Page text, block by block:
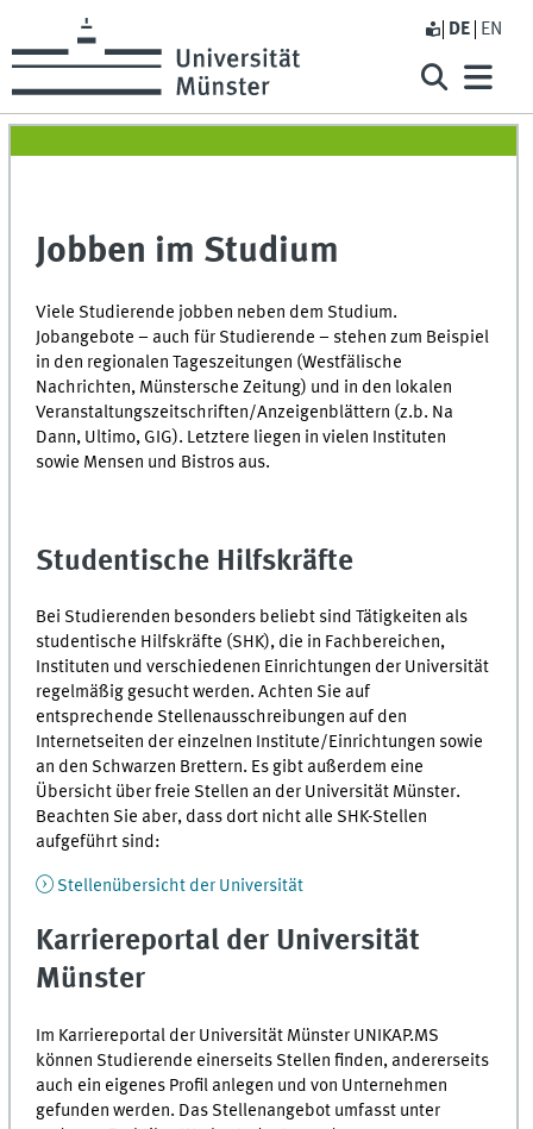
DE EN
Jobben im Studium
Viele Studierende jobben neben dem Studium.
Jobangebote – auch für Studierende – stehen zum Beispiel
in den regionalen Tageszeitungen (Westfälische
Nachrichten, Münstersche Zeitung) und in den lokalen
Veranstaltungszeitschriften/Anzeigenblättern (z.b. Na
Dann, Ultimo, GIG). Letztere liegen in vielen Instituten
sowie Mensen und Bistros aus.
Studentische Hilfskräfte
Bei Studierenden besonders beliebt sind Tätigkeiten als
studentische Hilfskräfte (SHK), die in Fachbereichen,
Instituten und verschiedenen Einrichtungen der Universität
regelmäßig gesucht werden. Achten Sie auf
entsprechende Stellenausschreibungen auf den
Internetseiten der einzelnen Institute/Einrichtungen sowie
an den Schwarzen Brettern. Es gibt außerdem eine
Übersicht über freie Stellen an der Universität Münster.
Beachten Sie aber, dass dort nicht alle SHK-Stellen
aufgeführt sind:
Stellenübersicht der Universität
Karriereportal der Universität
Münster
Im Karriereportal der Universität Münster UNIKAP.MS
können Studierende einerseits Stellen finden, andererseits
auch ein eigenes Profil anlegen und von Unternehmen
gefunden werden. Das Stellenangebot umfasst unter